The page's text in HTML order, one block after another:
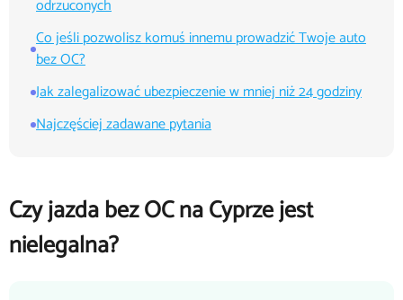
odrzuconych
Co jeśli pozwolisz komuś innemu prowadzić Twoje auto
bez OC?
Jak zalegalizować ubezpieczenie w mniej niż 24 godziny
Najczęściej zadawane pytania
Czy jazda bez OC na Cyprze jest
nielegalna?